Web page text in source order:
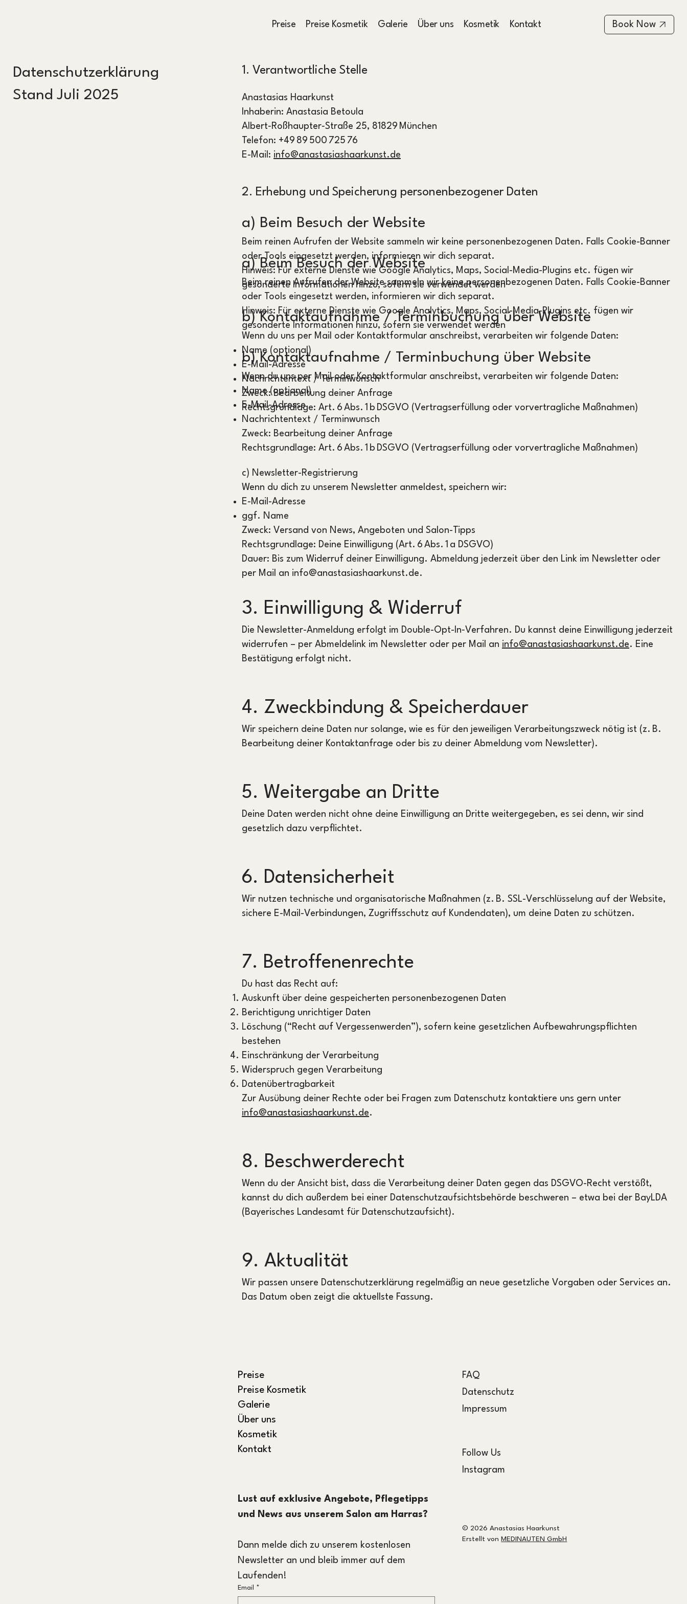
Preise Preise Kosmetik Galerie Über uns Kosmetik Kontakt Book Now
Datenschutzerklärung
Stand Juli 2025
1. Verantwortliche Stelle
Anastasias Haarkunst
Inhaberin: Anastasia Betoula
Albert‑Roßhaupter‑Straße 25, 81829 München
Telefon: +49 89 500 725 76
E-Mail: info@anastasiashaarkunst.de
2. Erhebung und Speicherung personenbezogener Daten
a) Beim Besuch der Website
Beim reinen Aufrufen der Website sammeln wir keine personenbezogenen Daten. Falls Cookie-Banner
oder Tools eingesetzt werden, informieren wir dich separat.
Hinweis: Für externe Dienste wie Google Analytics, Maps, Social-Media-Plugins etc. fügen wir
gesonderte Informationen hinzu, sofern sie verwendet werden
b) Kontaktaufnahme / Terminbuchung über Website
Wenn du uns per Mail oder Kontaktformular anschreibst, verarbeiten wir folgende Daten:
Name (optional)
E-Mail-Adresse
Nachrichtentext / Terminwunsch
Zweck: Bearbeitung deiner Anfrage
Rechtsgrundlage: Art. 6 Abs. 1 b DSGVO (Vertragserfüllung oder vorvertragliche Maßnahmen)
a) Beim Besuch der Website
Beim reinen Aufrufen der Website sammeln wir keine personenbezogenen Daten. Falls Cookie-Banner
oder Tools eingesetzt werden, informieren wir dich separat.
Hinweis: Für externe Dienste wie Google Analytics, Maps, Social-Media-Plugins etc. fügen wir
gesonderte Informationen hinzu, sofern sie verwendet werden
b) Kontaktaufnahme / Terminbuchung über Website
Wenn du uns per Mail oder Kontaktformular anschreibst, verarbeiten wir folgende Daten:
Name (optional)
E-Mail-Adresse
Nachrichtentext / Terminwunsch
Zweck: Bearbeitung deiner Anfrage
Rechtsgrundlage: Art. 6 Abs. 1 b DSGVO (Vertragserfüllung oder vorvertragliche Maßnahmen)
c) Newsletter-Registrierung
Wenn du dich zu unserem Newsletter anmeldest, speichern wir:
E-Mail-Adresse
ggf. Name
Zweck: Versand von News, Angeboten und Salon-Tipps
Rechtsgrundlage: Deine Einwilligung (Art. 6 Abs. 1 a DSGVO)
Dauer: Bis zum Widerruf deiner Einwilligung. Abmeldung jederzeit über den Link im Newsletter oder
per Mail an info@anastasiashaarkunst.de.
3. Einwilligung & Widerruf
Die Newsletter-Anmeldung erfolgt im Double-Opt-In‑Verfahren. Du kannst deine Einwilligung jederzeit
widerrufen – per Abmeldelink im Newsletter oder per Mail an info@anastasiashaarkunst.de. Eine
Bestätigung erfolgt nicht.
4. Zweckbindung & Speicherdauer
Wir speichern deine Daten nur solange, wie es für den jeweiligen Verarbeitungszweck nötig ist (z. B.
Bearbeitung deiner Kontaktanfrage oder bis zu deiner Abmeldung vom Newsletter).
5. Weitergabe an Dritte
Deine Daten werden nicht ohne deine Einwilligung an Dritte weitergegeben, es sei denn, wir sind
gesetzlich dazu verpflichtet.
6. Datensicherheit
Wir nutzen technische und organisatorische Maßnahmen (z. B. SSL-Verschlüsselung auf der Website,
sichere E-Mail-Verbindungen, Zugriffsschutz auf Kundendaten), um deine Daten zu schützen.
7. Betroffenenrechte
Du hast das Recht auf:
Auskunft über deine gespeicherten personenbezogenen Daten
Berichtigung unrichtiger Daten
Löschung (“Recht auf Vergessenwerden”), sofern keine gesetzlichen Aufbewahrungspflichten
bestehen
Einschränkung der Verarbeitung
Widerspruch gegen Verarbeitung
Datenübertragbarkeit
Zur Ausübung deiner Rechte oder bei Fragen zum Datenschutz kontaktiere uns gern unter
info@anastasiashaarkunst.de.
8. Beschwerderecht
Wenn du der Ansicht bist, dass die Verarbeitung deiner Daten gegen das DSGVO-Recht verstößt,
kannst du dich außerdem bei einer Datenschutzaufsichtsbehörde beschweren – etwa bei der BayLDA
(Bayerisches Landesamt für Datenschutzaufsicht).
9. Aktualität
Wir passen unsere Datenschutzerklärung regelmäßig an neue gesetzliche Vorgaben oder Services an.
Das Datum oben zeigt die aktuellste Fassung.
Preise
Preise Kosmetik
Galerie
Über uns
Kosmetik
Kontakt
Lust auf exklusive Angebote, Pflegetipps
und News aus unserem Salon am Harras?
Dann melde dich zu unserem kostenlosen
Newsletter an und bleib immer auf dem
Laufenden!
Email *
FAQ
Datenschutz
Impressum
Follow Us
Instagram
© 2026 Anastasias Haarkunst
Erstellt vonMEDINAUTEN GmbH